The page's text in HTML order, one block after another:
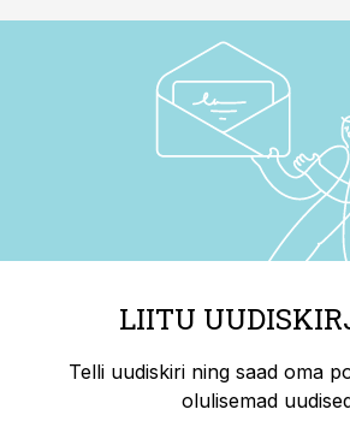
LIITU
Telli uudiskiri ning saad oma
olulisemad